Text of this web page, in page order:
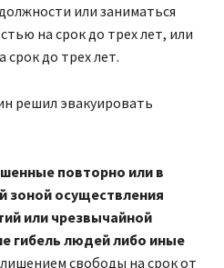
или заниматься
на срок до трех лет, или
до трех лет.
решил эвакуировать
повторно или в
зоной осуществления
или чрезвычайной
гибель людей либо иные
свободы на срок от